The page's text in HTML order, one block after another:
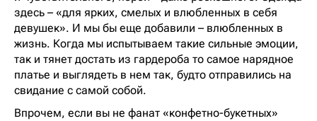
здесь – «для ярких, смелых и влюбленных в себя
девушек». И мы бы еще добавили – влюбленных в
жизнь. Когда мы испытываем такие сильные эмоции,
так и тянет достать из гардероба то самое нарядное
платье и выглядеть в нем так, будто отправились на
свидание с самой собой.
Впрочем, если вы не фанат «конфетно-букетных»